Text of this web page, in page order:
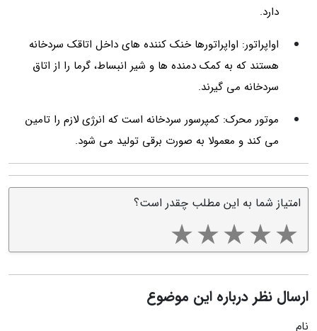
دارد.
اواپراتور: اواپراتورها خنک کننده های داخل اتاقک سردخانه
هستند که به کمک دمنده ها و شیر انبساط، گرما را از اتاق
سردخانه می گیرند.
موتور محرک: کمپرسور سردخانه است که انرژی لازم را تامین
می کند و معمولا به صورت برقی تولید می شود.
امتیاز شما به این مطلب چقدر است؟
ارسال نظر درباره این موضوع
نام